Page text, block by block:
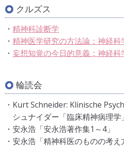
島崎敏樹：精神分裂病における
碍（下）無律性及び自律性-即-
神神経学雑誌 51(1):1-7, 1950.
dules/journal/
Kurt Schneider: Klinische
Kurt Schneider: Psychiatrie
読】
クルト・シュナイダー：「今
－」（平井静也、鹿子木敏範 共
澁澤龍彦：魔術師フロイト．現
特集－フロイト, 8-12, 1977.
クルズス
精神科診断学
精神医学研究の方法論：神経
妄想知覚の今日的意義：神経科
輪読会
Kurt Schneider: Klinische
シュナイダー「臨床精神病理学
安永浩「安永浩著作集1～4」
安永浩「精神科医のものの考え